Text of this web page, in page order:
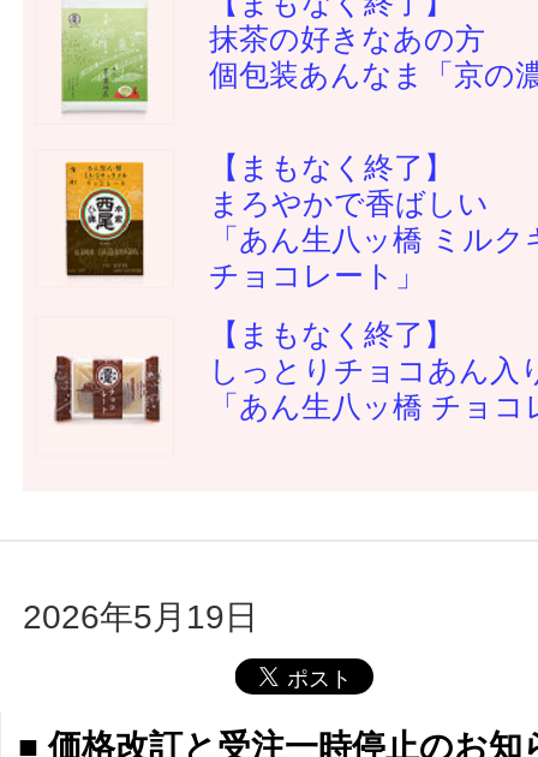
抹茶の好きなあの方
個包装あんなま「京の
【まもなく終了】
まろやかで香ばしい
「あん生八ッ橋 ミル
チョコレート」
【まもなく終了】
しっとりチョコあん入
「あん生八ッ橋 チョ
2026年5月19日
■ 価格改訂と受注一時停止のお知